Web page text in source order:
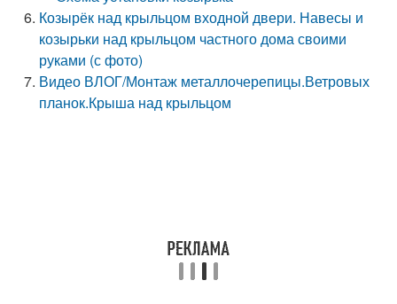
Козырёк над крыльцом входной двери. Навесы и
козырьки над крыльцом частного дома своими
руками (с фото)
Видео ВЛОГ/Монтаж металлочерепицы.Ветровых
планок.Крыша над крыльцом